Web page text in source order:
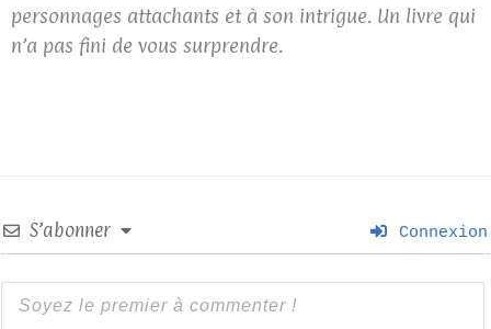
personnages attachants et à son intrigue. Un livre qui
n’a pas fini de vous surprendre.
S’abonner Connexion